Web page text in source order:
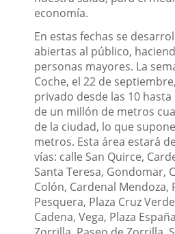
economía.
En estas fechas se
abiertas al público,
personas mayores. La
Coche, el 22 de
privado desde las 10
de un millón de metros
de la ciudad, lo que
metros. Esta área estará
vías: calle San Quirce,
Santa Teresa, Gondomar,
Colón, Cardenal
Pesquera, Plaza Cruz
Cadena, Vega, Plaza